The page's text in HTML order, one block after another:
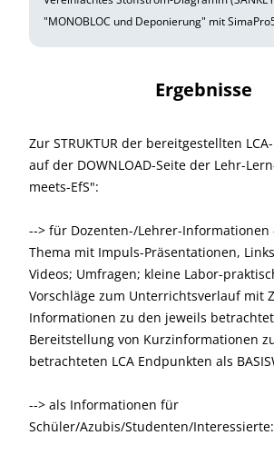
"MONOBLOC und Deponierung" mit
Ergebnisse
Zur STRUKTUR der bereitgestellten LCA-
auf der DOWNLOAD-Seite der Lehr-
meets-EfS":
--> für Dozenten-/Lehrer-Informationen
Thema mit Impuls-Präsentationen,
Videos; Umfragen; kleine Labor-
Vorschläge zum Unterrichtsverlauf mit
Informationen zu den jeweils
Bereitstellung von Kurzinformationen
betrachteten LCA Endpunkten als
--> als Informationen für
Schüler/Azubis/Studenten/Interessierte: